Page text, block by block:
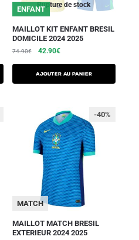
Rupture de stock
ENFANT
MAILLOT KIT ENFANT BRESIL
DOMICILE 2024 2025
74.90€ 42.90€
AJOUTER AU PANIER
-40%
MATCH
MAILLOT MATCH BRESIL
EXTERIEUR 2024 2025